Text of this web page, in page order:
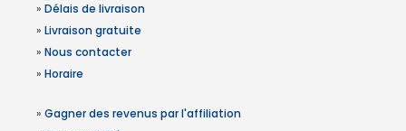
» Délais de livraison
» Livraison gratuite
» Nous contacter
» Horaire
» Gagner des revenus par l'affiliation